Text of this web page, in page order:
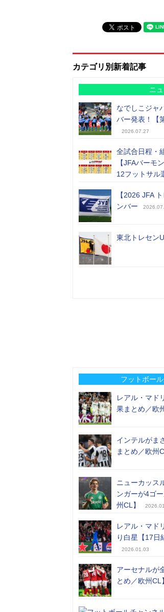
カテゴリ別新着記事
ニ
なでしこジャ
バー発表！【
2026.07.27
全試合日程・
【JFAバーモ
12フットサル
【2026 JFA
ンバー
東北トレセン
フットボー
レアル・マド
果まとめ／欧
インテルがま
まとめ／欧州
ニューカッス
ンガーが4ゴ
州CL】
レアル・マド
り白星【17日
2026.01.03
アーセナルが
とめ／欧州CL